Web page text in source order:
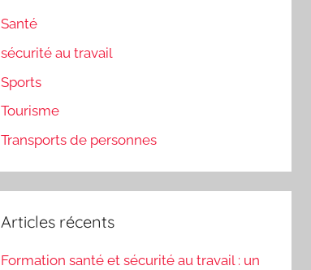
Santé
sécurité au travail
Sports
Tourisme
Transports de personnes
Articles récents
Formation santé et sécurité au travail : un